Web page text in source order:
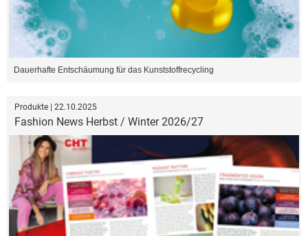
Dauerhafte Entschäumung für das Kunststoffrecycling
Produkte | 22.10.2025
Fashion News Herbst / Winter 2026/27